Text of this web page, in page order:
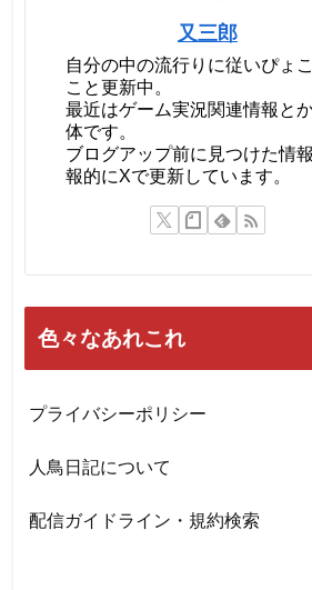
又三郎
自分の中の流行りに従いぴょ
こと更新中。
最近はゲーム実況関連情報と
体です。
ブログアップ前に見つけた情
報的にXで更新しています。
色々なあれこれ
プライバシーポリシー
人鳥日記について
配信ガイドライン・規約検索